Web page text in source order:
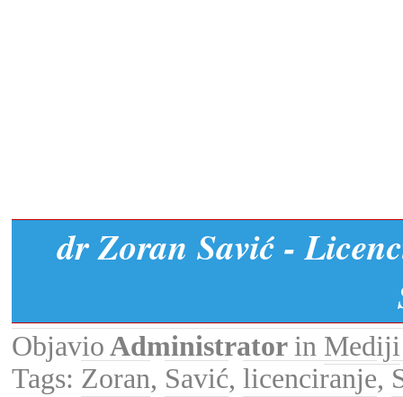
dr Zoran Savić -
Objavio Administrator in Mediji
Tags: Zoran, Savić, licenciranje,